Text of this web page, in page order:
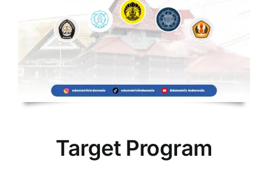
Target Program